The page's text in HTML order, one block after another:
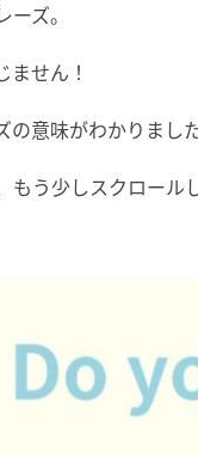
ズ。
ません！
の意味がわかりまし
もう少しスクロール